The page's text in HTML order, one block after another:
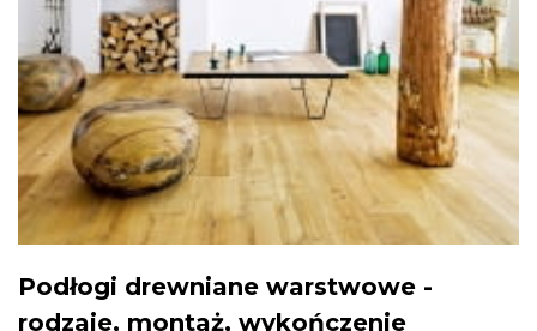
Podłogi drewniane warstwowe -
rodzaje, montaż, wykończenie